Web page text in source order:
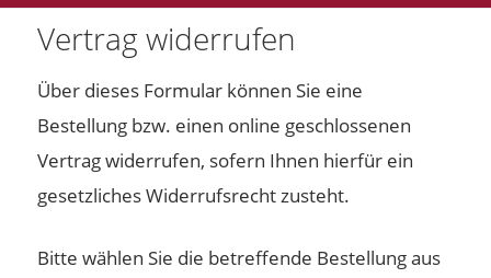
Vertrag widerrufen
Über dieses Formular können Sie eine
Bestellung bzw. einen online geschlossenen
Vertrag widerrufen, sofern Ihnen hierfür ein
gesetzliches Widerrufsrecht zusteht.
Bitte wählen Sie die betreffende Bestellung aus